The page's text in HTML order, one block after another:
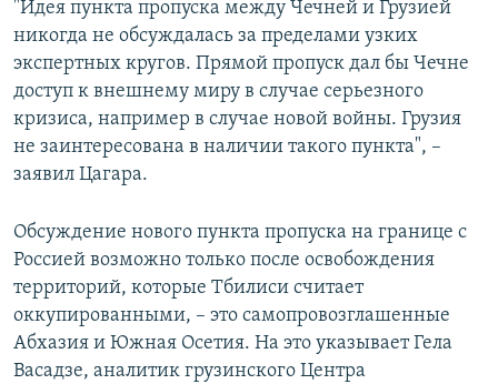
"Идея пункта пропуска между Чечней и Грузией
никогда не обсуждалась за пределами узких
экспертных кругов. Прямой пропуск дал бы Чечне
доступ к внешнему миру в случае серьезного
кризиса, например в случае новой войны. Грузия
не заинтересована в наличии такого пункта", –
заявил Цагара.
Обсуждение нового пункта пропуска на границе с
Россией возможно только после освобождения
территорий, которые Тбилиси считает
оккупированными, – это самопровозглашенные
Абхазия и Южная Осетия. На это указывает Гела
Васадзе, аналитик грузинского Центра